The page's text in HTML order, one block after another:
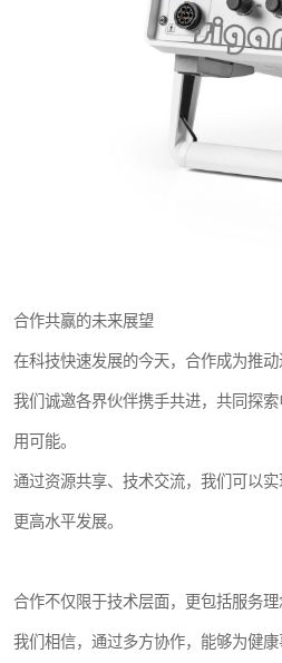
合作共赢的未来展望
在科技快速发展的今天，合作成为推动
我们诚邀各界伙伴携手共进，共同探
用可能。
通过资源共享、技术交流，我们可以
更高水平发展。
合作不仅限于技术层面，更包括服务理
我们相信，通过多方协作，能够为健康